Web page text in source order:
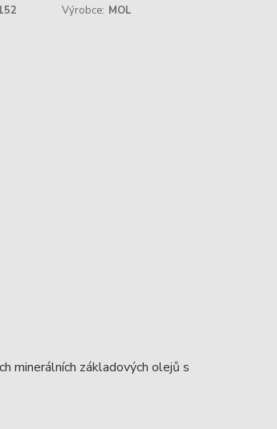
Výrobce: MOL
minerálních základových olejů s